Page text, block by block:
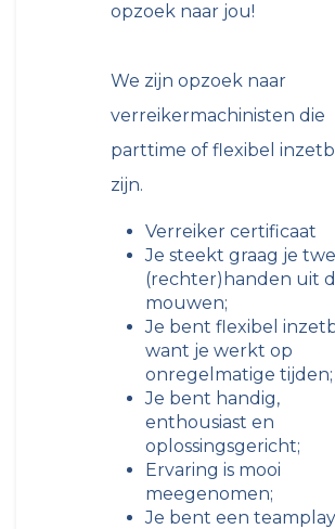
opzoek naar jou!
We zijn opzoek naar
verreikermachinisten die
parttime of flexibel
zijn.
Verreiker certificaat
Je steekt graag je
(rechter)handen uit
mouwen;
Je bent flexibel
want je werkt op
onregelmatige tijden;
Je bent handig,
enthousiast en
oplossingsgericht;
Ervaring is mooi
meegenomen;
Je bent een